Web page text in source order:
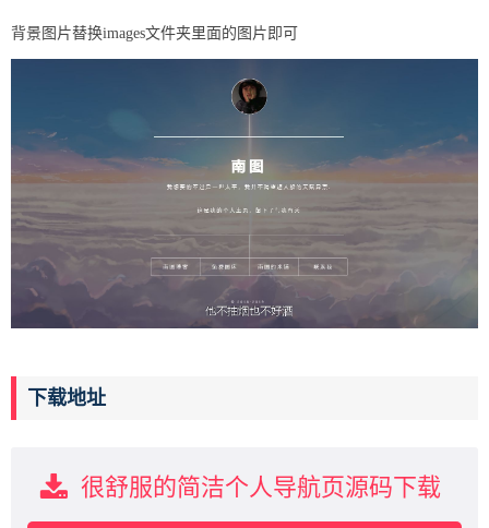
背景图片替换images文件夹里面的图片即可
下载地址
很舒服的简洁个人导航页源码下载